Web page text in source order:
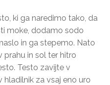
ki ga naredimo tako, da
moke, dodamo sodo
in ga stepemo. Nato
prahu in sol ter hitro
Testo zavijte v
za vsaj eno uro